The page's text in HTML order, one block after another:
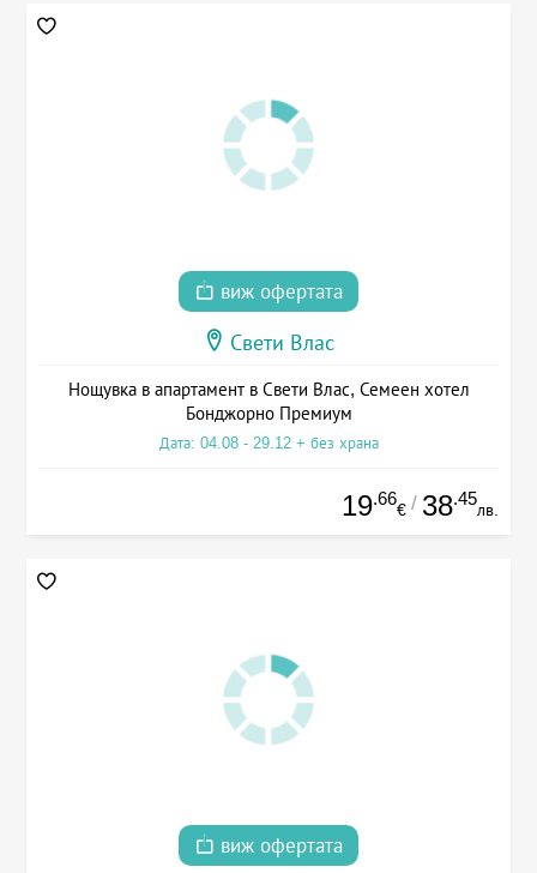
виж офертата
Свети Влас
Нощувка в апартамент в Свети Влас, Семеен хотел
Бонджорно Премиум
Дата: 04.08 - 29.12 + без храна
19.66
€ / 38.45
лв.
виж офертата